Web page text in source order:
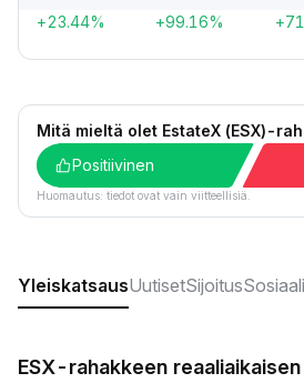
+23.44% +99.16%
Mitä mieltä olet EstateX (ESX)-
Positiivinen
Huomautus: tiedot ovat vain viitteellisiä.
YleiskatsausUutisetSijoitus
ESX-rahakkeen reaaliaikaisen